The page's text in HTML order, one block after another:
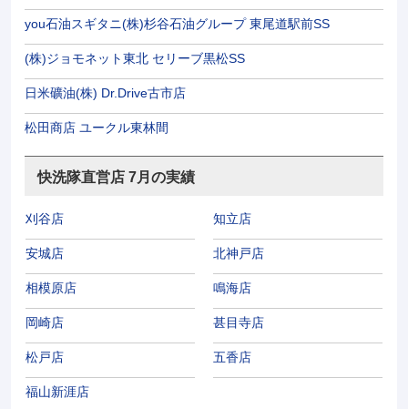
you石油スギタニ(株)杉谷石油グループ 東尾道駅前SS
(株)ジョモネット東北 セリーブ黒松SS
日米礦油(株) Dr.Drive古市店
松田商店 ユークル東林間
快洗隊直営店 7月の実績
刈谷店 知立店
安城店 北神戸店
相模原店 鳴海店
岡崎店 甚目寺店
松戸店 五香店
福山新涯店